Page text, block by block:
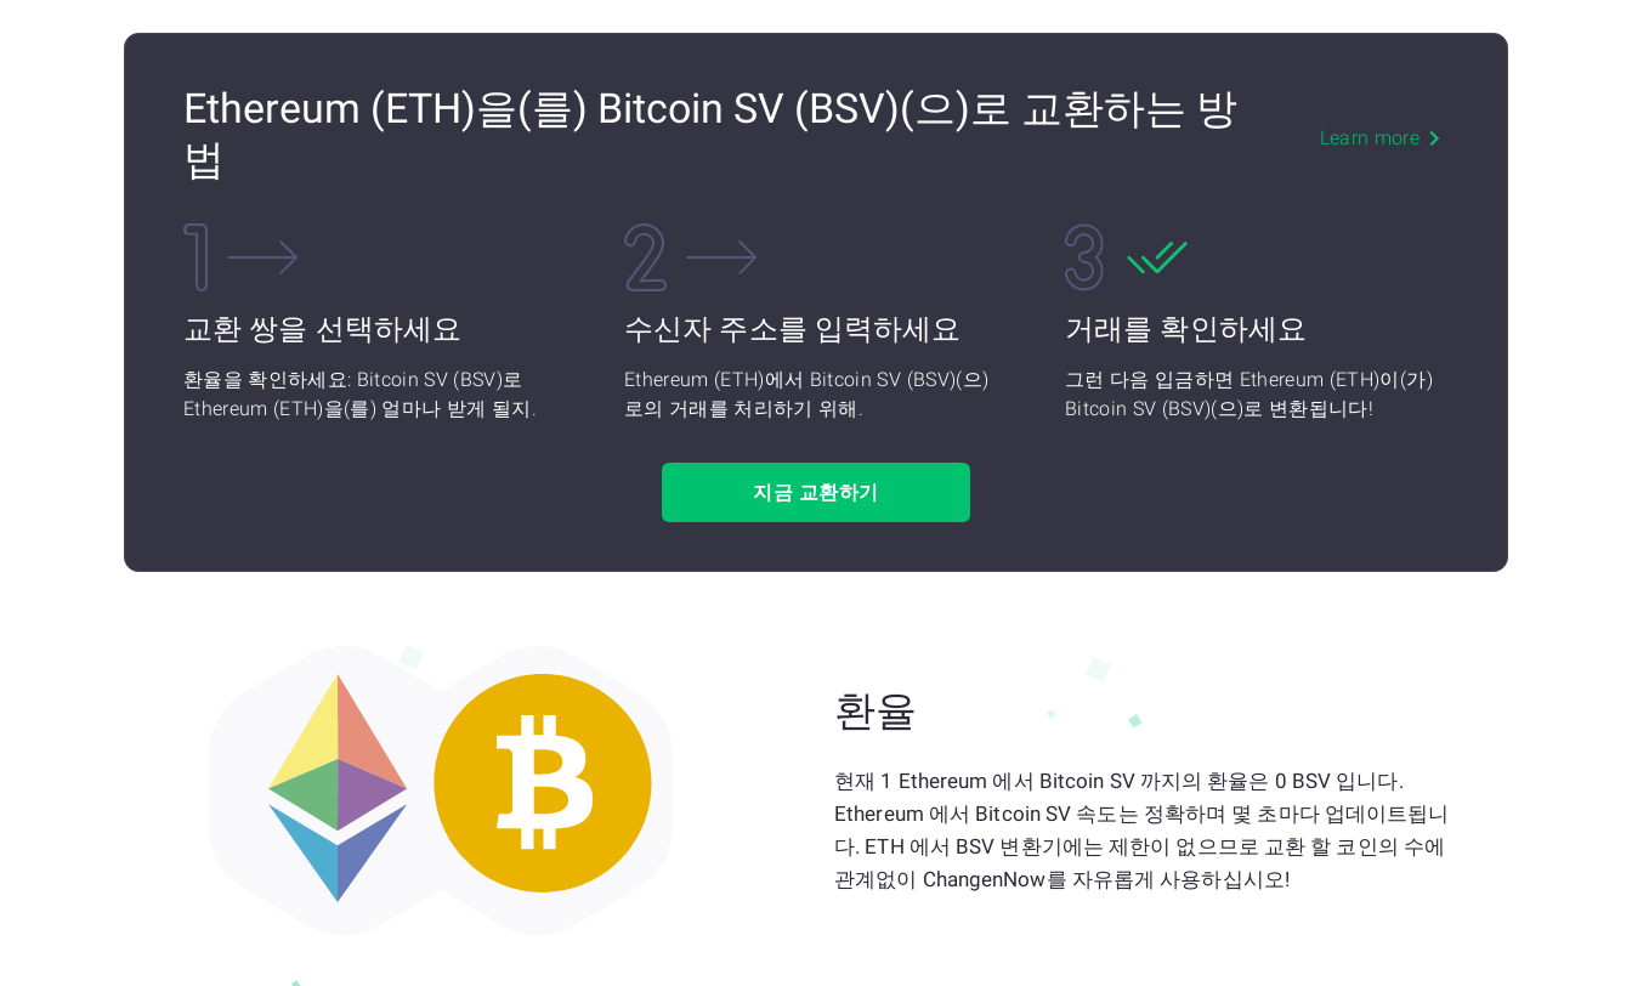
Ethereum (ETH)을(를) Bitcoin SV (BSV)(으)로 교환하는 방
법
Learn more
교환 쌍을 선택하세요
환율을 확인하세요: Bitcoin SV (BSV)로
Ethereum (ETH)을(를) 얼마나 받게 될지.
수신자 주소를 입력하세요
Ethereum (ETH)에서 Bitcoin SV (BSV)(으)
로의 거래를 처리하기 위해.
거래를 확인하세요
그런 다음 입금하면 Ethereum (ETH)이(가)
Bitcoin SV (BSV)(으)로 변환됩니다!
지금 교환하기
환율
현재 1 Ethereum 에서 Bitcoin SV 까지의 환율은 0 BSV 입니다.
Ethereum 에서 Bitcoin SV 속도는 정확하며 몇 초마다 업데이트됩니
다. ETH 에서 BSV 변환기에는 제한이 없으므로 교환 할 코인의 수에
관계없이 ChangenNow를 자유롭게 사용하십시오!